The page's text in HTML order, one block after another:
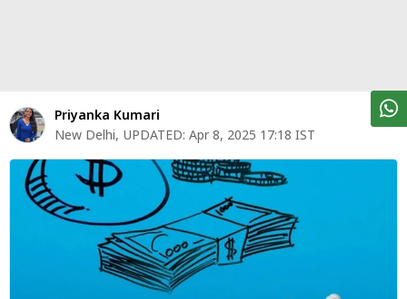
शेयर
बाज़ार
ट्रेंडिंग
Priyanka Kumari
New Delhi, UPDATED: Apr 8, 2025 17:18 IST